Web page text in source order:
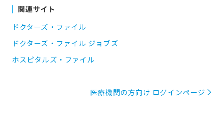
関連サイト
ドクターズ・ファイル
ドクターズ・ファイル ジョブズ
ホスピタルズ・ファイル
医療機関の方向け ログインページ